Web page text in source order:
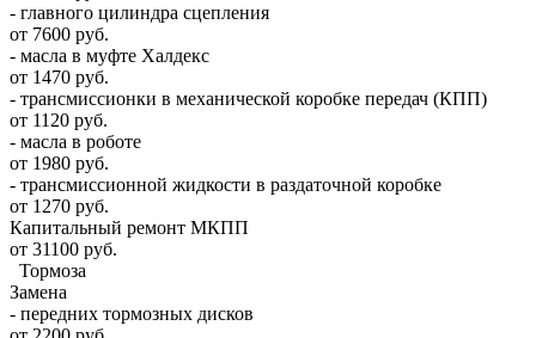
- главного цилиндра сцепления
от 7600 руб.
- масла в муфте Халдекс
от 1470 руб.
- трансмиссионки в механической коробке передач (КПП)
от 1120 руб.
- масла в роботе
от 1980 руб.
- трансмиссионной жидкости в раздаточной коробке
от 1270 руб.
Капитальный ремонт МКПП
от 31100 руб.
Тормоза
Замена
- передних тормозных дисков